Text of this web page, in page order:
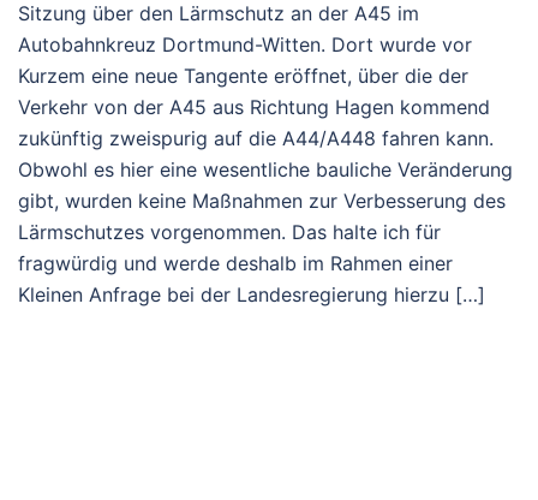
Sitzung über den Lärmschutz an der A45 im
Autobahnkreuz Dortmund-Witten. Dort wurde vor
Kurzem eine neue Tangente eröffnet, über die der
Verkehr von der A45 aus Richtung Hagen kommend
zukünftig zweispurig auf die A44/A448 fahren kann.
Obwohl es hier eine wesentliche bauliche Veränderung
gibt, wurden keine Maßnahmen zur Verbesserung des
Lärmschutzes vorgenommen. Das halte ich für
fragwürdig und werde deshalb im Rahmen einer
Kleinen Anfrage bei der Landesregierung hierzu […]